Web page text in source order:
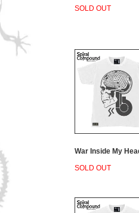
SOLD OUT
War Inside My
SOLD OUT